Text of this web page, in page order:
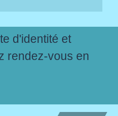
d'identité et
rendez-vous en